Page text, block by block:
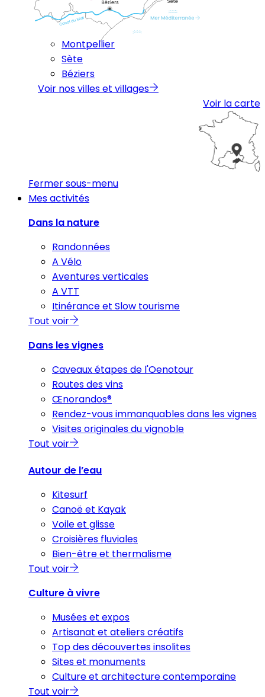
Montpellier
Sète
Béziers
Voir nos villes et villages
Voir la carte
Fermer sous-menu
Mes activités
Dans la nature
Randonnées
A Vélo
Aventures verticales
A VTT
Itinérance et Slow tourisme
Tout voir
Dans les vignes
Caveaux étapes de l'Oenotour
Routes des vins
Œnorandos®
Rendez-vous immanquables dans les vignes
Visites originales du vignoble
Tout voir
Autour de l’eau
Kitesurf
Canoë et Kayak
Voile et glisse
Croisières fluviales
Bien-être et thermalisme
Tout voir
Culture à vivre
Musées et expos
Artisanat et ateliers créatifs
Top des découvertes insolites
Sites et monuments
Culture et architecture contemporaine
Tout voir